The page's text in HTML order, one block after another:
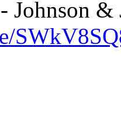
Johnson &